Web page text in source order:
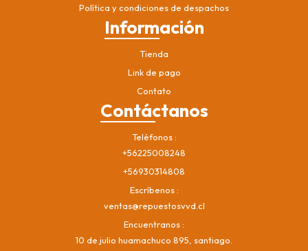
Política y condiciones de despachos
Información
Tienda
Link de pago
Contato
Contáctanos
Teléfonos
+56225008248
+56930314808
Escríbenos
ventas@repuestosvvd.cl
Encuentranos
10 de julio huamachuco 895, santiago.